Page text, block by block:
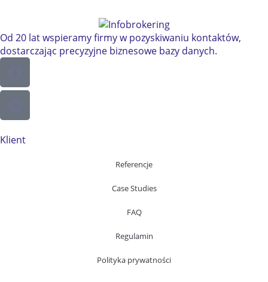
Od 20 lat wspieramy firmy w pozyskiwaniu kontaktów,
dostarczając precyzyjne biznesowe bazy danych.
Klient
Referencje
Case Studies
FAQ
Regulamin
Polityka prywatności